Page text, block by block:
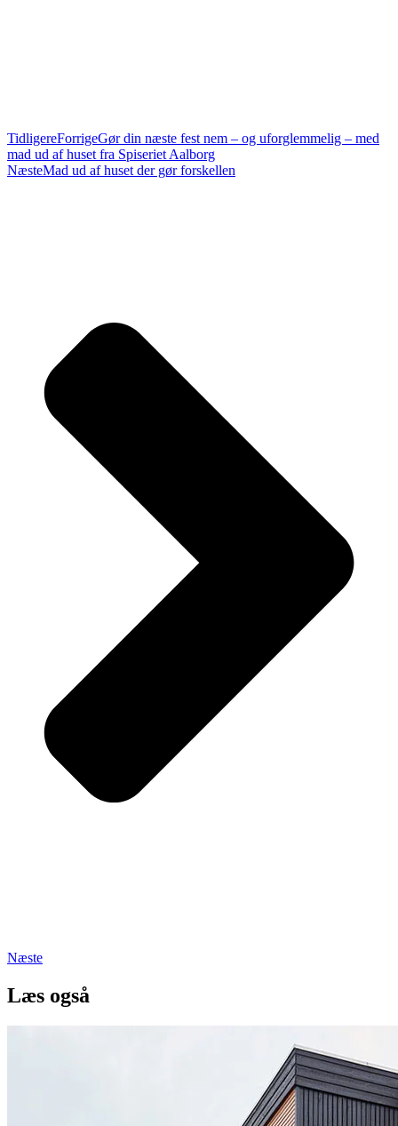
TidligereForrigeGør din næste fest nem – og uforglemmelig – med
mad ud af huset fra Spiseriet Aalborg
NæsteMad ud af huset der gør forskellen
Næste
Læs også